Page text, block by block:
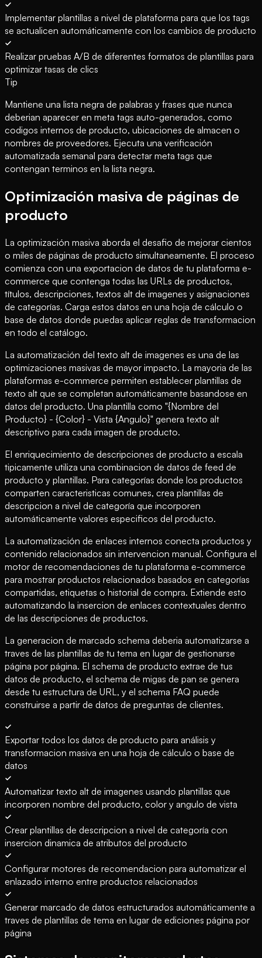
Implementar plantillas a nivel de plataforma para que los tags
se actualicen automáticamente con los cambios de producto
Realizar pruebas A/B de diferentes formatos de plantillas para
optimizar tasas de clics
Tip
Mantiene una lista negra de palabras y frases que nunca
deberian aparecer en meta tags auto-generados, como
codigos internos de producto, ubicaciones de almacen o
nombres de proveedores. Ejecuta una verificación
automatizada semanal para detectar meta tags que
contengan terminos en la lista negra.
Optimización masiva de páginas de
producto
La optimización masiva aborda el desafio de mejorar cientos
o miles de páginas de producto simultaneamente. El proceso
comienza con una exportacion de datos de tu plataforma e-
commerce que contenga todas las URLs de productos,
títulos, descripciones, textos alt de imagenes y asignaciones
de categorías. Carga estos datos en una hoja de cálculo o
base de datos donde puedas aplicar reglas de transformacion
en todo el catálogo.
La automatización del texto alt de imagenes es una de las
optimizaciones masivas de mayor impacto. La mayoria de las
plataformas e-commerce permiten establecer plantillas de
texto alt que se completan automáticamente basandose en
datos del producto. Una plantilla como "{Nombre del
Producto} - {Color} - Vista {Angulo}" genera texto alt
descriptivo para cada imagen de producto.
El enriquecimiento de descripciones de producto a escala
tipicamente utiliza una combinacion de datos de feed de
producto y plantillas. Para categorías donde los productos
comparten caracteristicas comunes, crea plantillas de
descripcion a nivel de categoría que incorporen
automáticamente valores especificos del producto.
La automatización de enlaces internos conecta productos y
contenido relacionados sin intervencion manual. Configura el
motor de recomendaciones de tu plataforma e-commerce
para mostrar productos relacionados basados en categorías
compartidas, etiquetas o historial de compra. Extiende esto
automatizando la insercion de enlaces contextuales dentro
de las descripciones de productos.
La generacion de marcado schema deberia automatizarse a
traves de las plantillas de tu tema en lugar de gestionarse
página por página. El schema de producto extrae de tus
datos de producto, el schema de migas de pan se genera
desde tu estructura de URL, y el schema FAQ puede
construirse a partir de datos de preguntas de clientes.
Exportar todos los datos de producto para análisis y
transformacion masiva en una hoja de cálculo o base de
datos
Automatizar texto alt de imagenes usando plantillas que
incorporen nombre del producto, color y angulo de vista
Crear plantillas de descripcion a nivel de categoría con
insercion dinamica de atributos del producto
Configurar motores de recomendacion para automatizar el
enlazado interno entre productos relacionados
Generar marcado de datos estructurados automáticamente a
traves de plantillas de tema en lugar de ediciones página por
página